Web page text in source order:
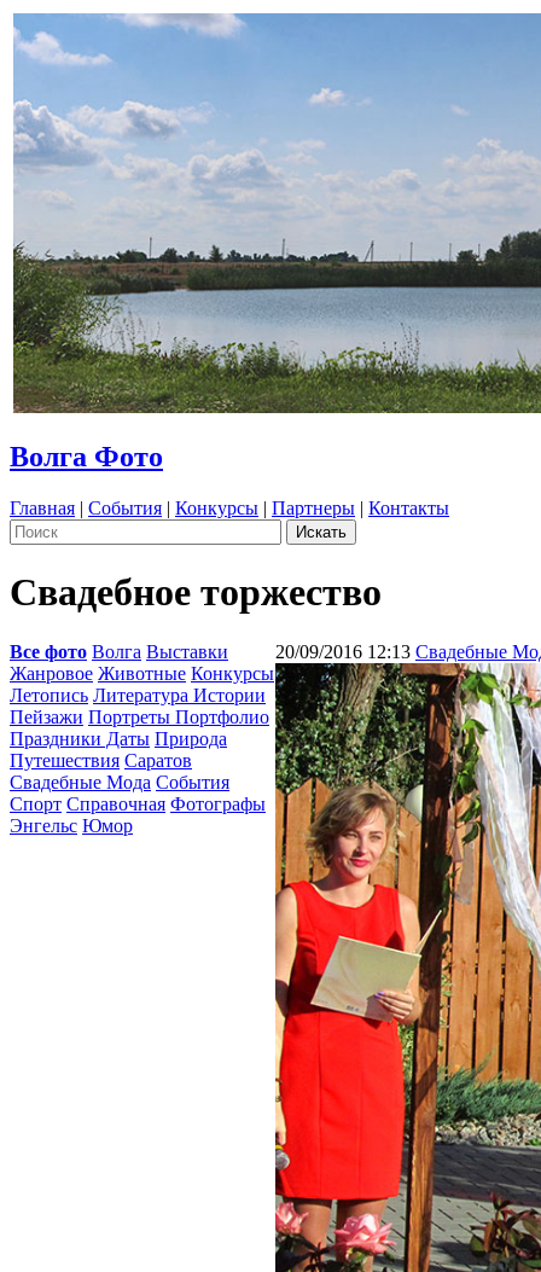
Волга Фото
Главная | События | Конкурсы | Партнеры | Контакты
Свадебное торжество
Все фото Волга Выставки
Жанровое Животные Конкурсы
Летопись Литература Истории
Пейзажи Портреты Портфолио
Праздники Даты Природа
Путешествия Саратов
Свадебные Мода События
Спорт Справочная Фотографы
Энгельс Юмор
20/09/2016 12:13 Свадебные